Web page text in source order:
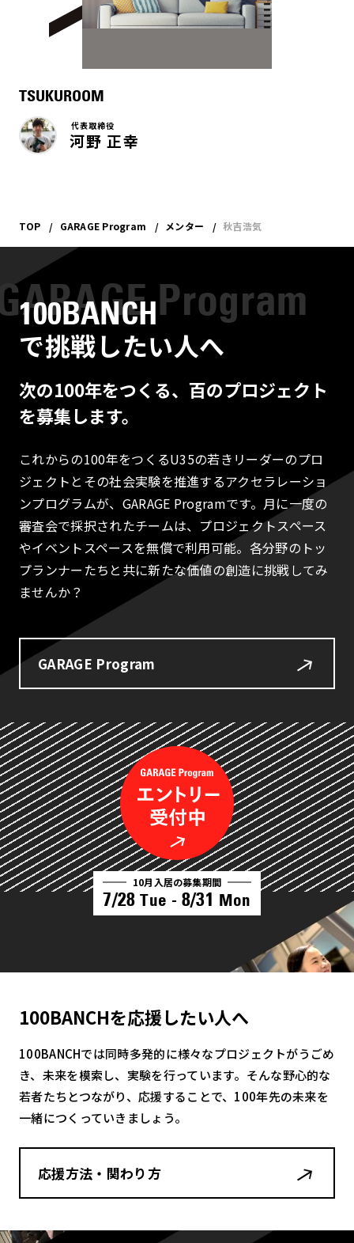
TSUKUROOM
代表取締役
河野 正幸
TOP GARAGE Program メンター 秋吉浩気
100BANCH
で挑戦したい人へ
次の100年をつくる、百のプロジェクト
を募集します。
これからの100年をつくるU35の若きリーダーのプロ
ジェクトとその社会実験を推進するアクセラレーショ
ンプログラムが、GARAGE Programです。月に一度の
審査会で採択されたチームは、プロジェクトスペース
やイベントスペースを無償で利用可能。各分野のトッ
プランナーたちと共に新たな価値の創造に挑戦してみ
ませんか？
GARAGE Program
10月入居の募集期間
7/28 Tue - 8/31 Mon
100BANCHを応援したい人へ
100BANCHでは同時多発的に様々なプロジェクトがうごめ
き、未来を模索し、実験を行っています。そんな野心的な
若者たちとつながり、応援することで、100年先の未来を
一緒につくっていきましょう。
応援方法・関わり方